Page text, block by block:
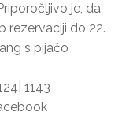
je, da
rezervaciji do 22.
s pijačo
1143